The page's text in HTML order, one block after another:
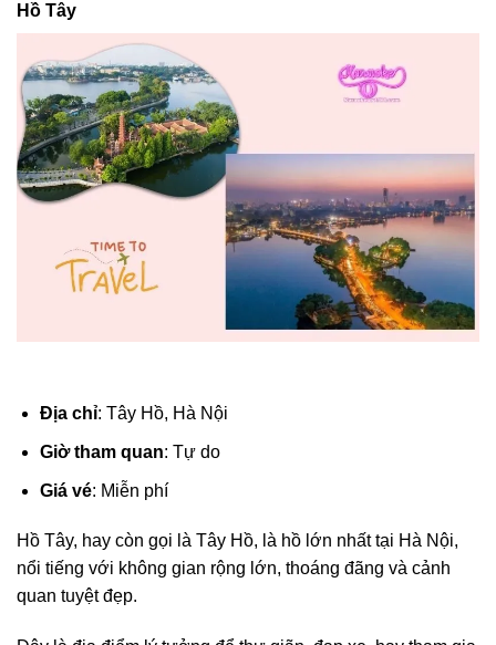
Hồ Tây
Địa chỉ: Tây Hồ, Hà Nội
Giờ tham quan: Tự do
Giá vé: Miễn phí
Hồ Tây, hay còn gọi là Tây Hồ, là hồ lớn nhất tại Hà Nội,
nổi tiếng với không gian rộng lớn, thoáng đãng và cảnh
quan tuyệt đẹp.